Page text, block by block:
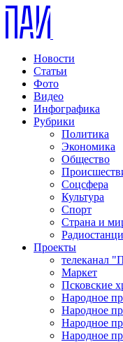
Новости
Статьи
Фото
Видео
Инфографика
Рубрики
Политика
Экономика
Общество
Соцсфера
Культура
Спорт
Страна и
Проекты
телеканал
Маркет
Псковские
Народное
Народное
Народное
Народное